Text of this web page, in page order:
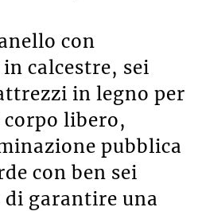
con
calcestre, sei
in legno per
corpo libero,
pubblica
con ben sei
di garantire una